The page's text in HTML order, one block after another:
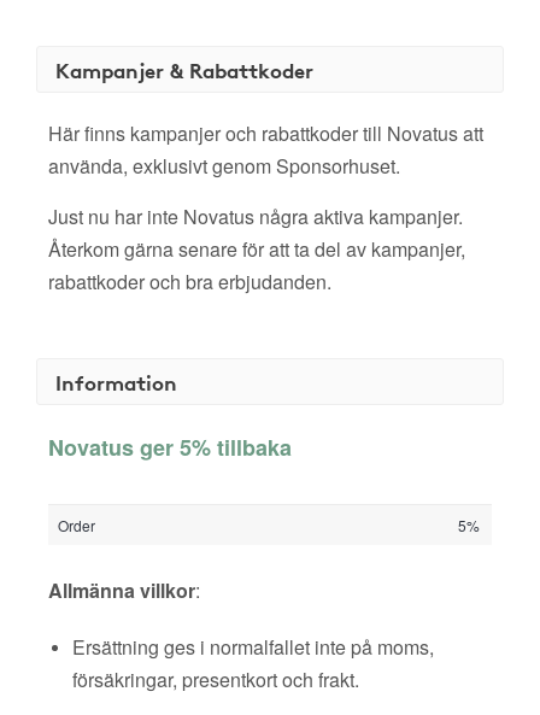
Kampanjer & Rabattkoder
Här finns kampanjer och rabattkoder till Novatus att
använda, exklusivt genom Sponsorhuset.
Just nu har inte Novatus några aktiva kampanjer.
Återkom gärna senare för att ta del av kampanjer,
rabattkoder och bra erbjudanden.
Information
Novatus ger 5% tillbaka
Order 5%
Allmänna villkor:
Ersättning ges i normalfallet inte på moms,
försäkringar, presentkort och frakt.